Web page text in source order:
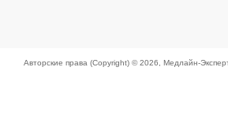
Авторские права (Copyright) © 2026, Медлайн-